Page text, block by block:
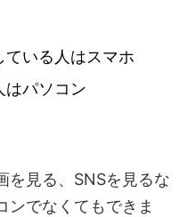
ている人はスマホ
はパソコン
を見る、SNSを見るな
ンでなくてもできま